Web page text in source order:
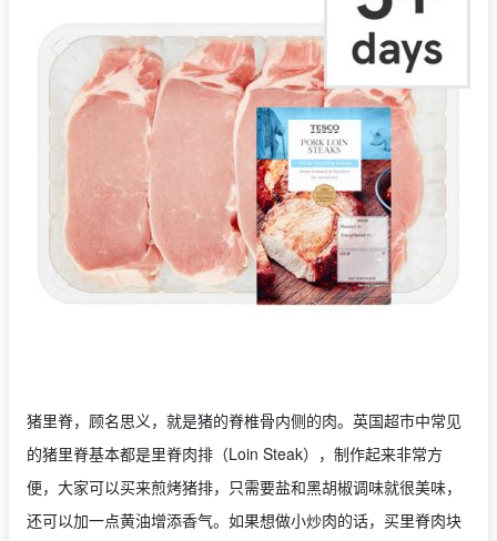
猪里脊，顾名思义，就是猪的脊椎骨内侧的肉。英国超市中常见
的猪里脊基本都是里脊肉排（Loin Steak），制作起来非常方
便，大家可以买来煎烤猪排，只需要盐和黑胡椒调味就很美味，
还可以加一点黄油增添香气。如果想做小炒肉的话，买里脊肉块